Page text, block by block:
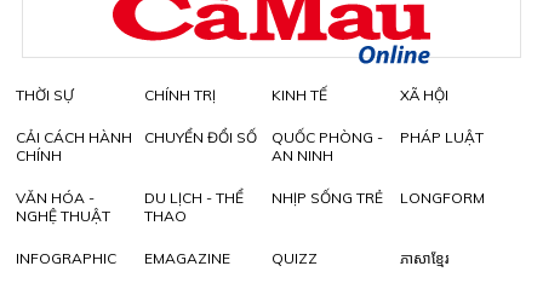
THỜI SỰ CHÍNH TRỊ KINH TẾ XÃ HỘI
CẢI CÁCH HÀNH
CHÍNH
CHUYỂN ĐỔI SỐ
QUỐC PHÒNG -
AN NINH
PHÁP LUẬT
VĂN HÓA -
NGHỆ THUẬT
DU LỊCH - THỂ
THAO
NHỊP SỐNG TRẺ LONGFORM
INFOGRAPHIC EMAGAZINE QUIZZ ភាសាខ្មែរ